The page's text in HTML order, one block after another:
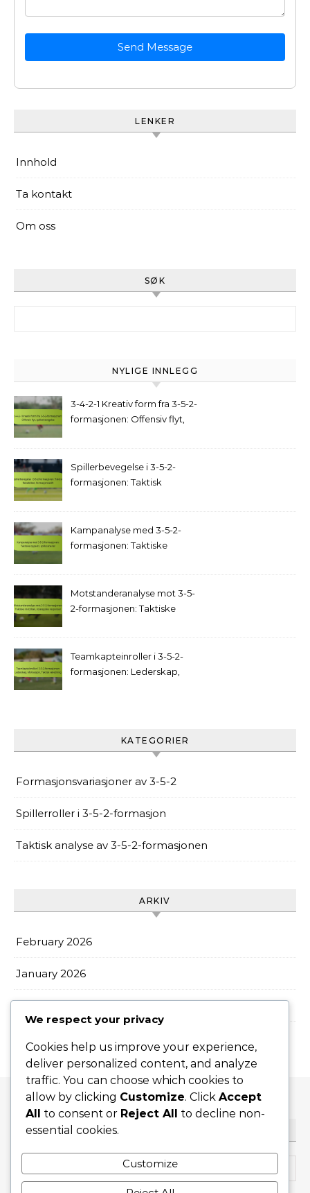
Send Message
LENKER
Innhold
Ta kontakt
Om oss
SØK
NYLIGE INNLEGG
3-4-2-1 Kreativ form fra 3-5-2-
formasjonen: Offensiv flyt,
Spillerbevegelse i 3-5-2-
formasjonen: Taktisk
Kampanalyse med 3-5-2-
formasjonen: Taktiske
Motstanderanalyse mot 3-5-
2-formasjonen: Taktiske
Teamkapteinroller i 3-5-2-
formasjonen: Lederskap,
KATEGORIER
Formasjonsvariasjoner av 3-5-2
Spillerroller i 3-5-2-formasjon
Taktisk analyse av 3-5-2-formasjonen
ARKIV
February 2026
January 2026
December 2025
We respect your privacy
Cookies help us improve your experience,
deliver personalized content, and analyze
traffic. You can choose which cookies to
allow by clicking Customize. Click Accept
All to consent or Reject All to decline non-
essential cookies.
Customize